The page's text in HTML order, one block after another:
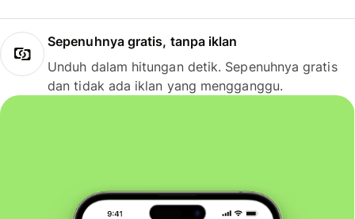
Sepenuhnya gratis, tanpa iklan
Unduh dalam hitungan detik. Sepenuhnya gratis
dan tidak ada iklan yang mengganggu.